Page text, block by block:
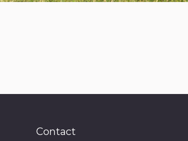
Contact